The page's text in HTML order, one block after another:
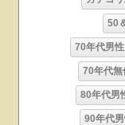
50
70年代男
70年代無
80年代男
90年代